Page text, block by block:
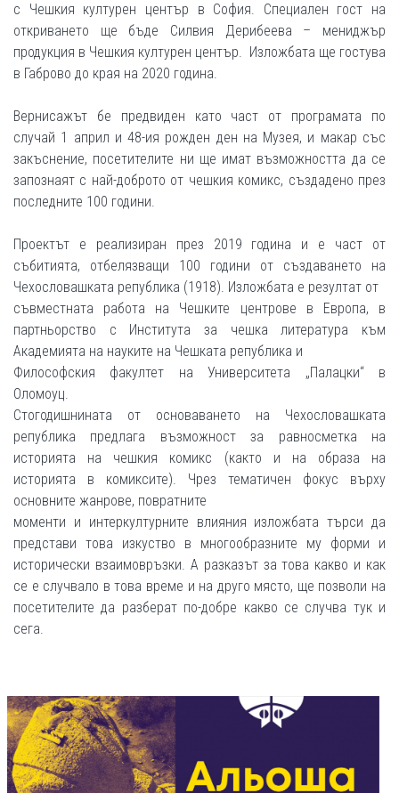
с Чешкия културен център в София. Специален гост на
откриването ще бъде Силвия Дерибеева – мениджър
продукция в Чешкия културен център. Изложбата ще гостува
в Габрово до края на 2020 година.
Вернисажът бе предвиден като част от програмата по
случай 1 април и 48-ия рожден ден на Музея, и макар със
закъснение, посетителите ни ще имат възможността да се
запознаят с най-доброто от чешкия комикс, създадено през
последните 100 години.
Проектът е реализиран през 2019 година и е част от
събитията, отбелязващи 100 години от създаването на
Чехословашката република (1918). Изложбата е резултат от
съвместната работа на Чешките центрове в Европа, в
партньорство с Института за чешка литература към
Академията на науките на Чешката република и
Философския факултет на Университета „Палацки“ в
Оломоуц.
Стогодишнината от основаването на Чехословашката
република предлага възможност за равносметка на
историята на чешкия комикс (както и на образа на
историята в комиксите). Чрез тематичен фокус върху
основните жанрове, повратните
моменти и интеркултурните влияния изложбата търси да
представи това изкуство в многообразните му форми и
исторически взаимовръзки. А разказът за това какво и как
се е случвало в това време и на друго място, ще позволи на
посетителите да разберат по-добре какво се случва тук и
сега.